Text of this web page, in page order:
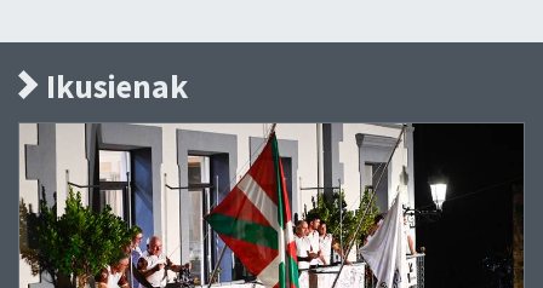
Ikusienak